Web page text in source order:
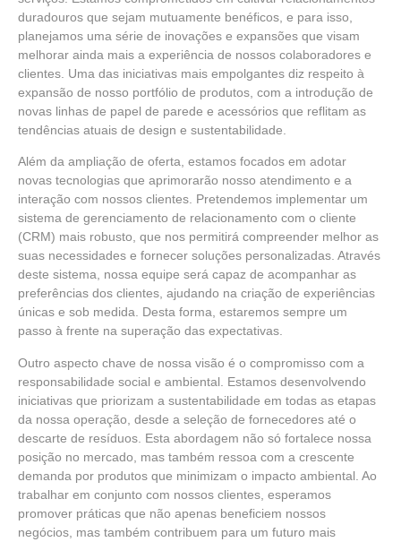
duradouros que sejam mutuamente benéficos, e para isso,
planejamos uma série de inovações e expansões que visam
melhorar ainda mais a experiência de nossos colaboradores e
clientes. Uma das iniciativas mais empolgantes diz respeito à
expansão de nosso portfólio de produtos, com a introdução de
novas linhas de papel de parede e acessórios que reflitam as
tendências atuais de design e sustentabilidade.
Além da ampliação de oferta, estamos focados em adotar
novas tecnologias que aprimorarão nosso atendimento e a
interação com nossos clientes. Pretendemos implementar um
sistema de gerenciamento de relacionamento com o cliente
(CRM) mais robusto, que nos permitirá compreender melhor as
suas necessidades e fornecer soluções personalizadas. Através
deste sistema, nossa equipe será capaz de acompanhar as
preferências dos clientes, ajudando na criação de experiências
únicas e sob medida. Desta forma, estaremos sempre um
passo à frente na superação das expectativas.
Outro aspecto chave de nossa visão é o compromisso com a
responsabilidade social e ambiental. Estamos desenvolvendo
iniciativas que priorizam a sustentabilidade em todas as etapas
da nossa operação, desde a seleção de fornecedores até o
descarte de resíduos. Esta abordagem não só fortalece nossa
posição no mercado, mas também ressoa com a crescente
demanda por produtos que minimizam o impacto ambiental. Ao
trabalhar em conjunto com nossos clientes, esperamos
promover práticas que não apenas beneficiem nossos
negócios, mas também contribuem para um futuro mais